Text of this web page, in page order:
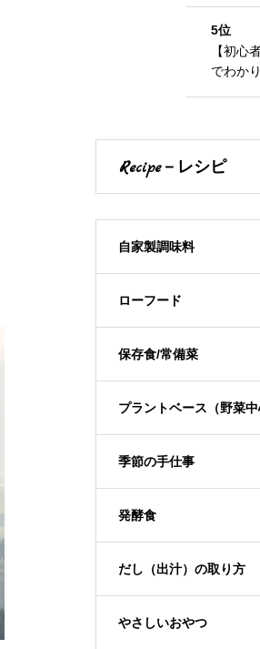
5位
【初心
でわか
Recipe－レシピ
自家製調味料
ローフード
保存食/常備菜
プラントベース（野菜中
季節の手仕事
発酵食
だし（出汁）の取り方
やさしいおやつ